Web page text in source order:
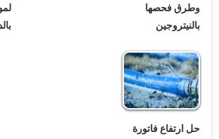
وطرق فحصها
بالنيتروجين
حل ارتفاع فاتورة